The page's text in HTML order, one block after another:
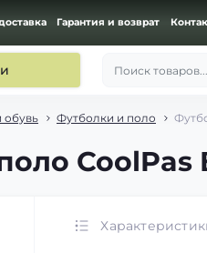
Гарантия и возврат
Поиск товаров...
обувь Футболки и поло
CoolPas